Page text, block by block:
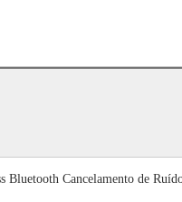
Bluetooth Cancelamento de